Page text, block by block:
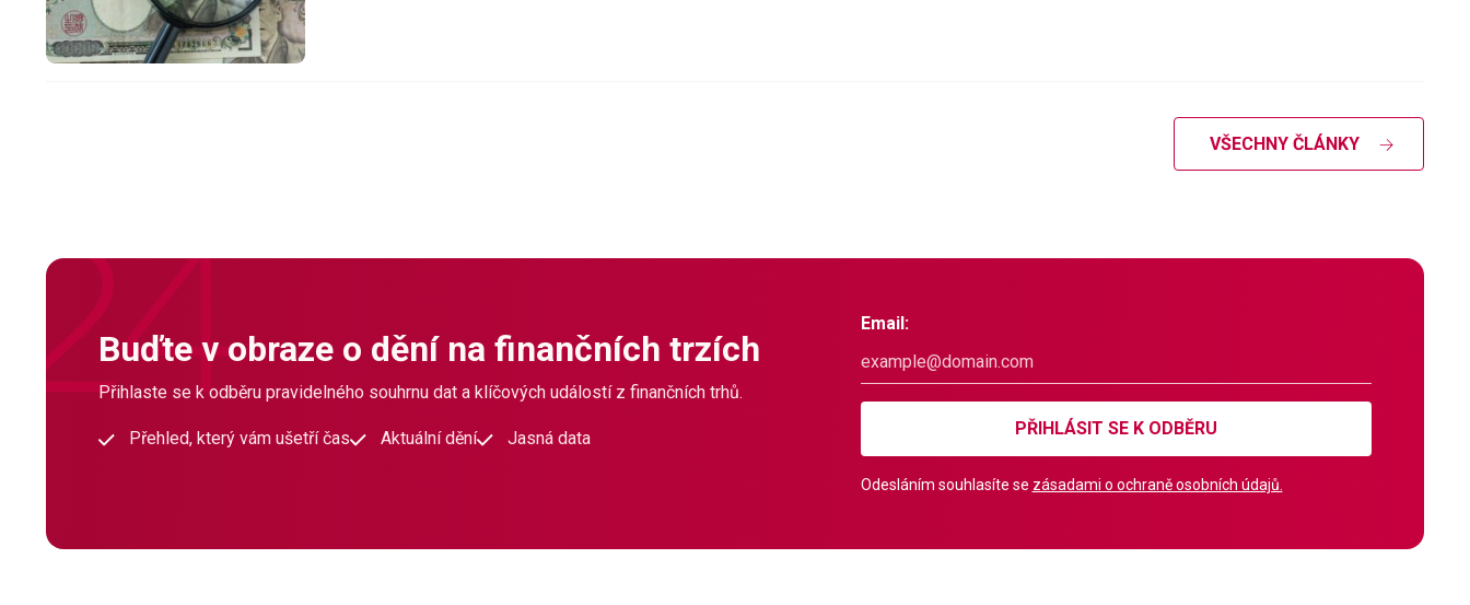
VŠECHNY ČLÁNKY
Buďte v obraze o dění na finančních trzích
Přihlaste se k odběru pravidelného souhrnu dat a klíčových událostí z finančních trhů.
Přehled, který vám ušetří čas Aktuální dění Jasná data
Email:
PŘIHLÁSIT SE K ODBĚRU
Odesláním souhlasíte se zásadami o ochraně osobních údajů.